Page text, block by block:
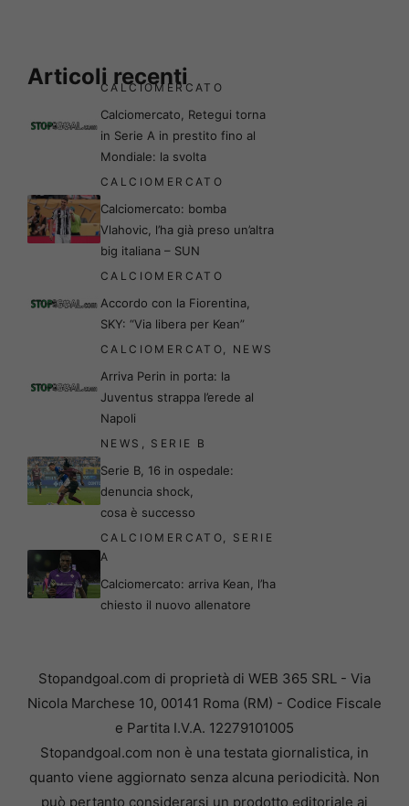
Articoli recenti
CALCIOMERCATO
Calciomercato, Retegui torna
in Serie A in prestito fino al
Mondiale: la svolta
CALCIOMERCATO
Calciomercato: bomba
Vlahovic, l’ha già preso un’altra
big italiana – SUN
CALCIOMERCATO
Accordo con la Fiorentina,
SKY: “Via libera per Kean”
CALCIOMERCATO, NEWS
Arriva Perin in porta: la
Juventus strappa l’erede al
Napoli
NEWS , SERIE B
Serie B, 16 in ospedale:
denuncia shock,
cosa è successo
CALCIOMERCATO, SERIE
A
Calciomercato: arriva Kean, l’ha
chiesto il nuovo allenatore
Stopandgoal.com di proprietà di WEB 365 SRL - Via
Nicola Marchese 10, 00141 Roma (RM) - Codice Fiscale
e Partita I.V.A. 12279101005
Stopandgoal.com non è una testata giornalistica, in
quanto viene aggiornato senza alcuna periodicità. Non
può pertanto considerarsi un prodotto editoriale ai